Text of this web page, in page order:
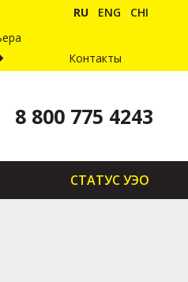
RU ENG
CHI
Контакты
8 800 775 4243
СТАТУС УЭО